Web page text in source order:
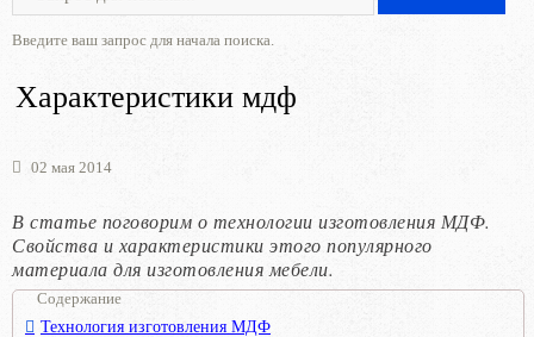
Введите ваш запрос для начала поиска.
Характеристики мдф
02 мая 2014
В статье поговорим о технологии изготовления МДФ.
Свойства и характеристики этого популярного
материала для изготовления мебели.
Содержание
Технология изготовления МДФ